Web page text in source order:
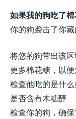
如果我的狗吃了
你的狗袭击了你
将您的狗带出该
更多棉花糖，以
检查他吃的是什
是否含有木糖醇
检查你的狗，确